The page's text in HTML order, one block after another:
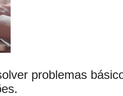
problemas